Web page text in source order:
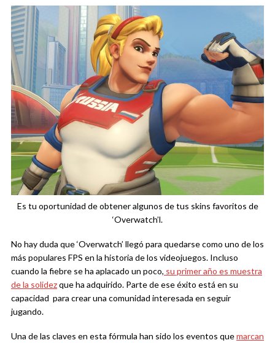
Es tu oportunidad de obtener algunos de tus skins favoritos de
‘Overwatch’l.
No hay duda que ‘Overwatch’ llegó para quedarse como uno de los
más populares FPS en la historia de los videojuegos. Incluso
cuando la fiebre se ha aplacado un poco, su primer año es muestra
de la solidezque ha adquirido. Parte de ese éxito está en su
capacidad para crear una comunidad interesada en seguir
jugando.
Una de las claves en esta fórmula han sido los eventos quemarcan